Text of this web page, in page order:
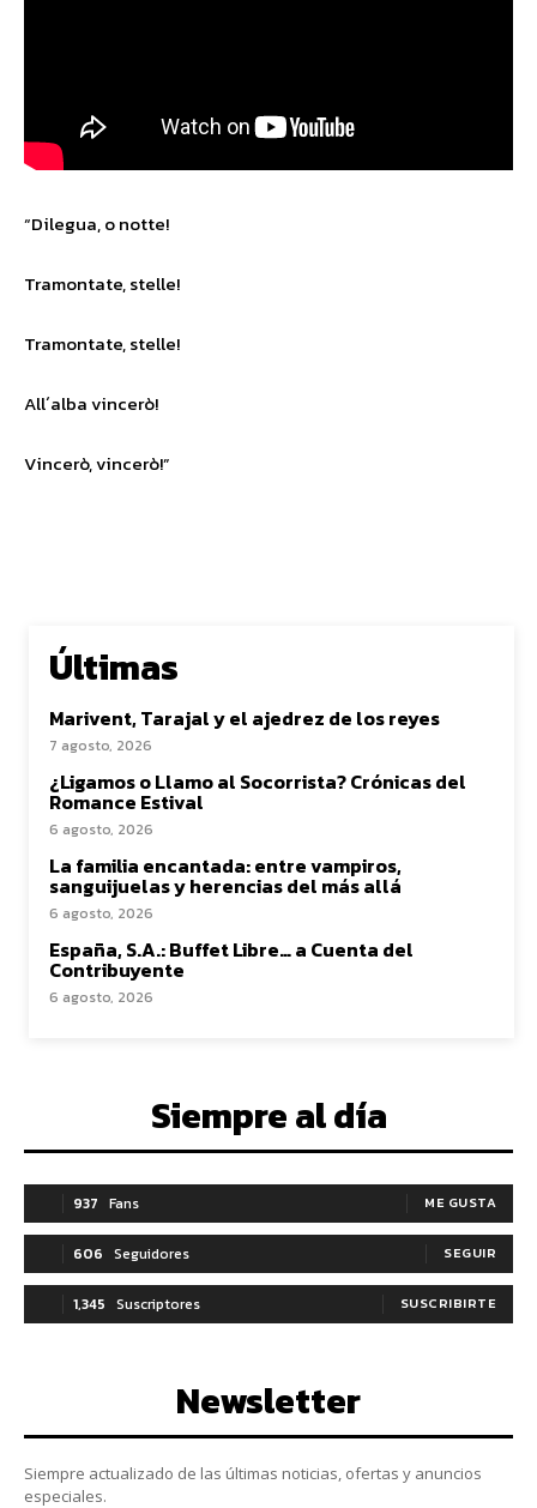
“Dilegua, o notte!
Tramontate, stelle!
Tramontate, stelle!
All´alba vincerò!
Vincerò, vincerò!”
Últimas
Marivent, Tarajal y el ajedrez de los reyes
7 agosto, 2026
¿Ligamos o Llamo al Socorrista? Crónicas del
Romance Estival
6 agosto, 2026
La familia encantada: entre vampiros,
sanguijuelas y herencias del más allá
6 agosto, 2026
España, S.A.: Buffet Libre… a Cuenta del
Contribuyente
6 agosto, 2026
Siempre al día
937 Fans ME GUSTA
606 Seguidores SEGUIR
1,345 Suscriptores SUSCRIBIRTE
Newsletter
Siempre actualizado de las últimas noticias, ofertas y anuncios
especiales.